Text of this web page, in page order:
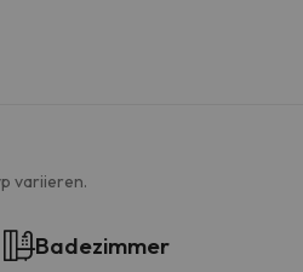
variieren.
Badezimmer